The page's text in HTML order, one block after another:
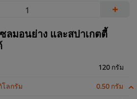
+
มอนย่าง และสปาเกตตี้
120 กรัม
โลกรัม 0.50 กรัม